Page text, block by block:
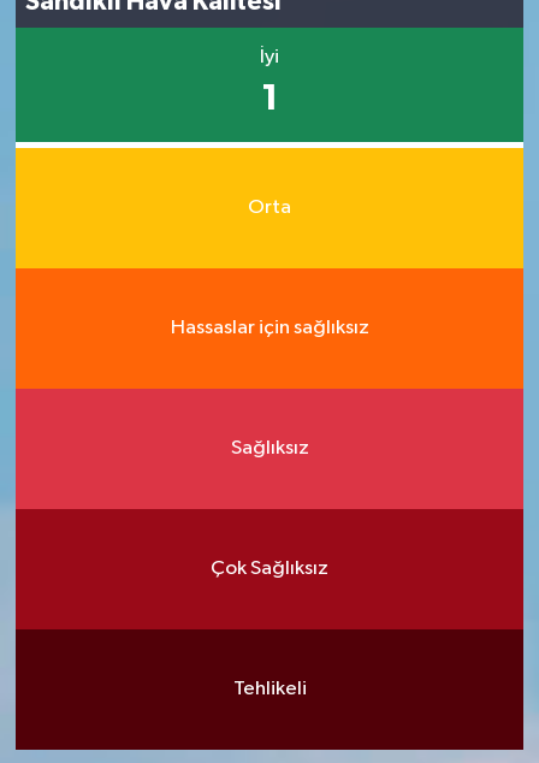
İyi
1
Orta
Hassaslar için sağlıksız
Sağlıksız
Çok Sağlıksız
Tehlikeli